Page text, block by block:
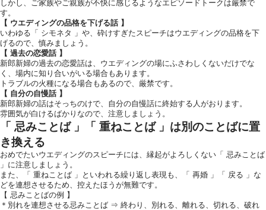
しかし、ご家族やご親族が不快に感じるようなエピソードトークは厳禁で
す。
【 ウエディングの品格を下げる話 】
いわゆる「 シモネタ 」や、砕けすぎたスピーチはウエディングの品格を下
げるので、慎みましょう。
【 過去の恋愛話 】
新郎新婦の過去の恋愛話は、ウエディングの場にふさわしくないだけでな
く、場内に知り合いがいる場合もあります。
トラブルの火種になる場合もあるので、厳禁です。
【 自分の自慢話 】
新郎新婦の話はそっちのけで、自分の自慢話に終始する人がおります。
雰囲気が白けるばかりなので、注意しましょう。
「 忌みことば 」「 重ねことば 」は別のことばに置
き換える
おめでたいウエディングのスピーチには、縁起がよろしくない「 忌みことば
」に注意しましょう。
また、「 重ねことば 」といわれる繰り返し表現も、「 再婚 」「 戻る 」な
どを連想させるため、控えたほうが無難です。
【 忌みことばの例 】
＊別れを連想させる忌みことば ⇒ 終わり、別れる、離れる、切れる、破れ